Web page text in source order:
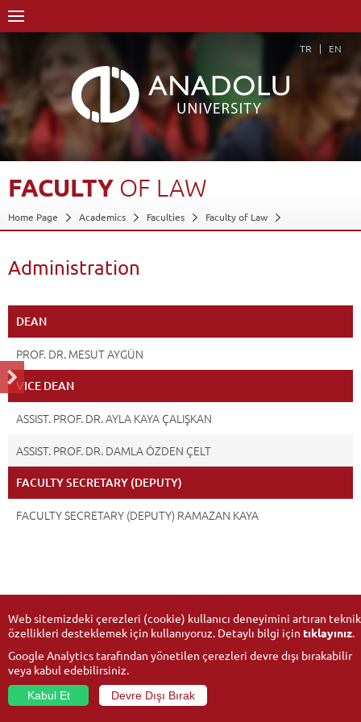
TR EN
FACULTY OF LAW
Home Page Academics Faculties
Faculty of Law
Administration
DEAN
PROF. DR. MESUT AYGÜN
VICE DEAN
ASSIST. PROF. DR. AYLA KAYA ÇALIŞKAN
ASSIST. PROF. DR. DAMLA ÖZDEN ÇELT
FACULTY SECRETARY (DEPUTY)
FACULTY SECRETARY (DEPUTY) RAMAZAN KAYA
Web sitemizdeki çerezleri (cookie) kullanıcı deneyimini artıran teknik
özellikleri desteklemek için kullanıyoruz. Detaylı bilgi için tıklayınız.
Google Analytics tarafından yönetilen çerezleri devre dışı bırakabilir
veya kabul edebilirsiniz.
Kabul Et
Devre Dışı Bırak
© 2026Anadolu University- All rights reserved.